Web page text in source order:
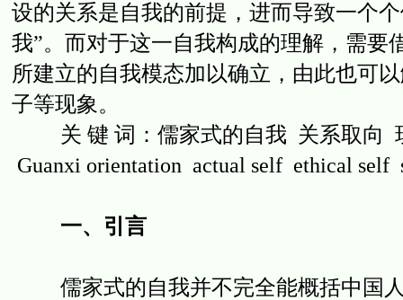
设的关系是自我的前提，进而导致一个
我”。而对于这一自我构成的理解，需要
所建立的自我模态加以确立，由此也可
子等现象。
关 键 词：儒家式的自我 关系取向
Guanxi orientation actual self ethical self
一、引言
儒家式的自我并不完全能概括中国人